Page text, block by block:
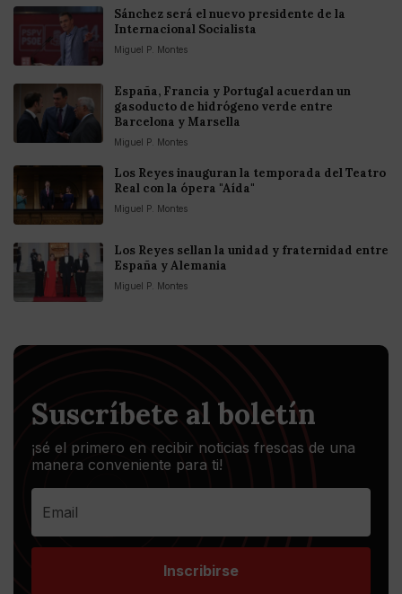
Sánchez será el nuevo presidente de la
Internacional Socialista
Miguel P. Montes
España, Francia y Portugal acuerdan un
gasoducto de hidrógeno verde entre
Barcelona y Marsella
Miguel P. Montes
Los Reyes inauguran la temporada del Teatro
Real con la ópera "Aída"
Miguel P. Montes
Los Reyes sellan la unidad y fraternidad entre
España y Alemania
Miguel P. Montes
Suscríbete al boletín
¡sé el primero en recibir noticias frescas de una
manera conveniente para ti!
Inscribirse